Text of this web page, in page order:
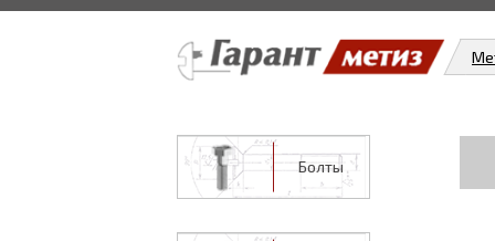
Болты